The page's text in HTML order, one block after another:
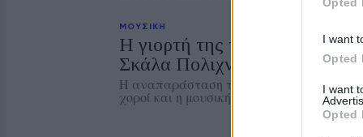
I want
Opted
I want
Opted
ΜΟΥΣΙΚΗ
Η γιορτή της τράτας
Σκάλα Πολιχνίτου
Η αναπαράσταση του παλιού αλιευτικού
χοροί και η μουσική γέμισαν το λιμάνι